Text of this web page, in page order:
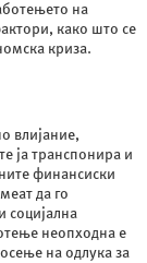
на
како што се
криза.
влијание,
ја транспонира и
финансиски
да го
социјална
неопходна е
на одлука за